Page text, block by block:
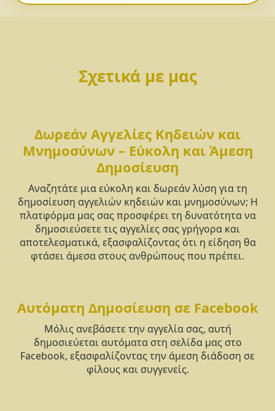
Σχετικά με μας
Δωρεάν Αγγελίες Κηδειών και
Μνημοσύνων – Εύκολη και Άμεση
Δημοσίευση
Αναζητάτε μια εύκολη και δωρεάν λύση για τη
δημοσίευση αγγελιών κηδειών και μνημοσύνων; Η
πλατφόρμα μας σας προσφέρει τη δυνατότητα να
δημοσιεύσετε τις αγγελίες σας γρήγορα και
αποτελεσματικά, εξασφαλίζοντας ότι η είδηση θα
φτάσει άμεσα στους ανθρώπους που πρέπει.
Αυτόματη Δημοσίευση σε Facebook
Μόλις ανεβάσετε την αγγελία σας, αυτή
δημοσιεύεται αυτόματα στη σελίδα μας στο
Facebook, εξασφαλίζοντας την άμεση διάδοση σε
φίλους και συγγενείς.